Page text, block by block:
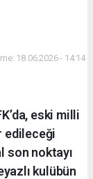
18.06.2026 - 14:14
eski milli
edileceği
son noktayı
kulübün